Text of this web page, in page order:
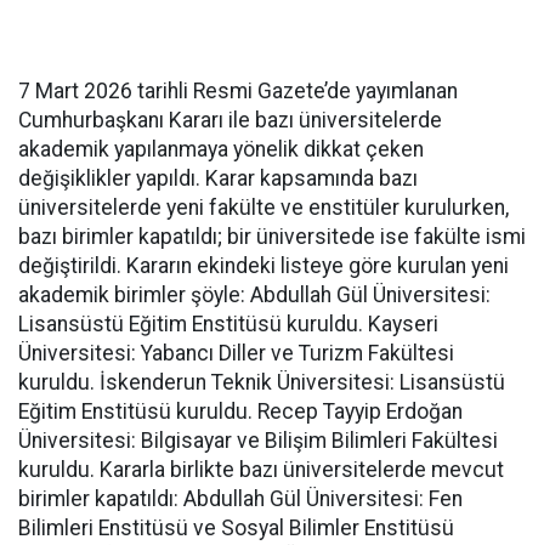
7 Mart 2026 tarihli Resmi Gazete’de yayımlanan
Cumhurbaşkanı Kararı ile bazı üniversitelerde
akademik yapılanmaya yönelik dikkat çeken
değişiklikler yapıldı. Karar kapsamında bazı
üniversitelerde yeni fakülte ve enstitüler kurulurken,
bazı birimler kapatıldı; bir üniversitede ise fakülte ismi
değiştirildi. Kararın ekindeki listeye göre kurulan yeni
akademik birimler şöyle: Abdullah Gül Üniversitesi:
Lisansüstü Eğitim Enstitüsü kuruldu. Kayseri
Üniversitesi: Yabancı Diller ve Turizm Fakültesi
kuruldu. İskenderun Teknik Üniversitesi: Lisansüstü
Eğitim Enstitüsü kuruldu. Recep Tayyip Erdoğan
Üniversitesi: Bilgisayar ve Bilişim Bilimleri Fakültesi
kuruldu. Kararla birlikte bazı üniversitelerde mevcut
birimler kapatıldı: Abdullah Gül Üniversitesi: Fen
Bilimleri Enstitüsü ve Sosyal Bilimler Enstitüsü